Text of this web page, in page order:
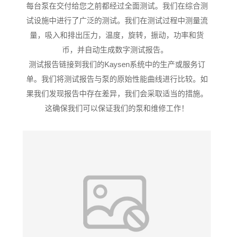
每台泵在交付给您之前都经过全面测试。 我们在综合测
试设施中进行了广泛的测试。 我们在测试过程中测量流
量，吸入和排出压力，温度，旋转，振动，功率和货
币，并自动生成数字测试报告。
测试报告链接到我们的Kaysen系统中的生产或服务订
单。我们将测试报告与泵的原始性能曲线进行比较。如
果我们发现报告中存在差异，我们会采取适当的措施。
这确保我们可以保证我们的泵和维修工作！